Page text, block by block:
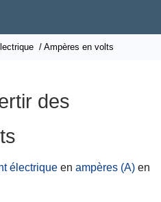
/ Ampères en volts
des
électrique en ampères (A) en